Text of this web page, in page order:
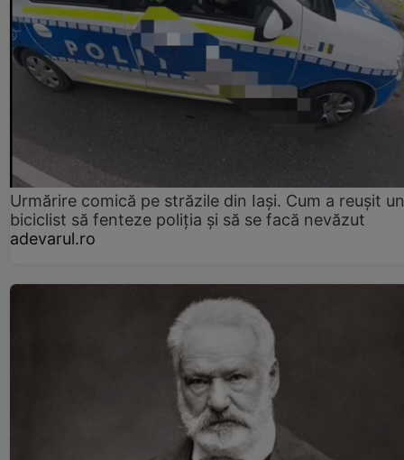
Urmărire comică pe străzile din Iași. Cum a reușit un
biciclist să fenteze poliția și să se facă nevăzut
adevarul.ro